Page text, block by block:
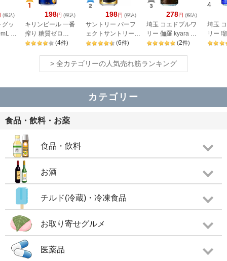
198円 (税込)
キリンビール 一番
搾り 糖質ゼロ
350ml
(4件)
198円 (税込)
サントリー パーフ
ェクトサントリービ
ール
(6件)
278円 (税込)
埼玉 コエドブルワ
リー 伽羅 kyara 缶
5.5度 350ml
(2件)
4
埼玉
リー
度
(税込)
グッ
6
> 全カテゴリーの人気売れ筋ランキング
カテゴリー
食品・飲料・お薬
食品・飲料
お酒
チルド(冷蔵)・冷凍食品
お取り寄せグルメ
医薬品